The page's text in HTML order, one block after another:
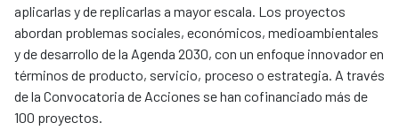
aplicarlas y de replicarlas a mayor escala. Los proyectos
abordan problemas sociales, económicos, medioambientales
y de desarrollo de la Agenda 2030, con un enfoque innovador en
términos de producto, servicio, proceso o estrategia. A través
de la Convocatoria de Acciones se han cofinanciado más de
100 proyectos.